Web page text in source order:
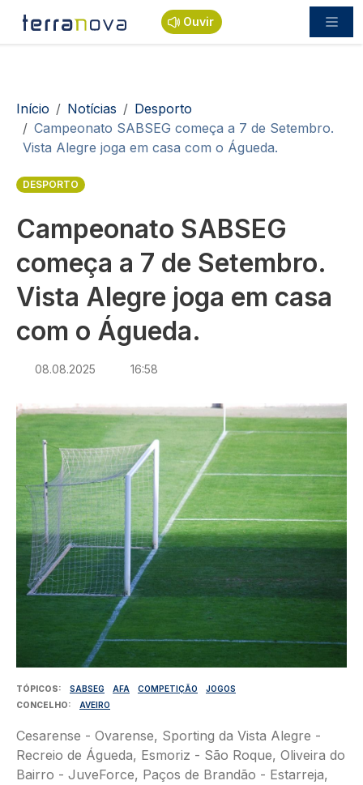
Passar para o conteúdo principal
Ouvir
Navegação estrutural
Início Notícias
Desporto
Campeonato SABSEG começa a 7 de Setembro.
Vista Alegre joga em casa com o Águeda.
DESPORTO
Campeonato SABSEG
começa a 7 de Setembro.
Vista Alegre joga em casa
com o Águeda.
08.08.2025 16:58
Imagem
TÓPICOS SABSEG AFA COMPETIÇÃO
JOGOS
CONCELHO
AVEIRO
Cesarense - Ovarense, Sporting da Vista Alegre -
Recreio de Águeda, Esmoriz - São Roque, Oliveira do
Bairro - JuveForce, Paços de Brandão - Estarreja,